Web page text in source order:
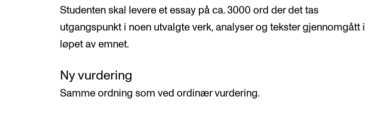
Studenten skal levere et essay på ca. 3000 ord der det tas
utgangspunkt i noen utvalgte verk, analyser og tekster gjennomgått i
løpet av emnet.
Ny vurdering
Samme ordning som ved ordinær vurdering.